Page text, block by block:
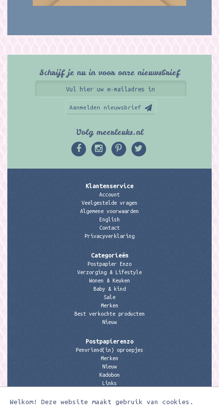
Welkom! Deze website maakt gebruik van cookies.
Schrijf je nu in voor onze nieuwsbrief
Aanmelden nieuwsbrief
Volg meerleuks.nl
Klantenservice
Account
Veelgestelde vragen
Algemene voorwaarden
English
Contact
Privacyverklaring
Categorieën
Postpapier Enzo
Verzorging & Lifestyle
Wonen & Keuken
Baby & kind
Sale
Merken
Best verkochte producten
Nieuw
Postpapierenzo
Penvriend(in) oproepjes
Merken
Nieuw
Kadobon
Links
Contactgegevens